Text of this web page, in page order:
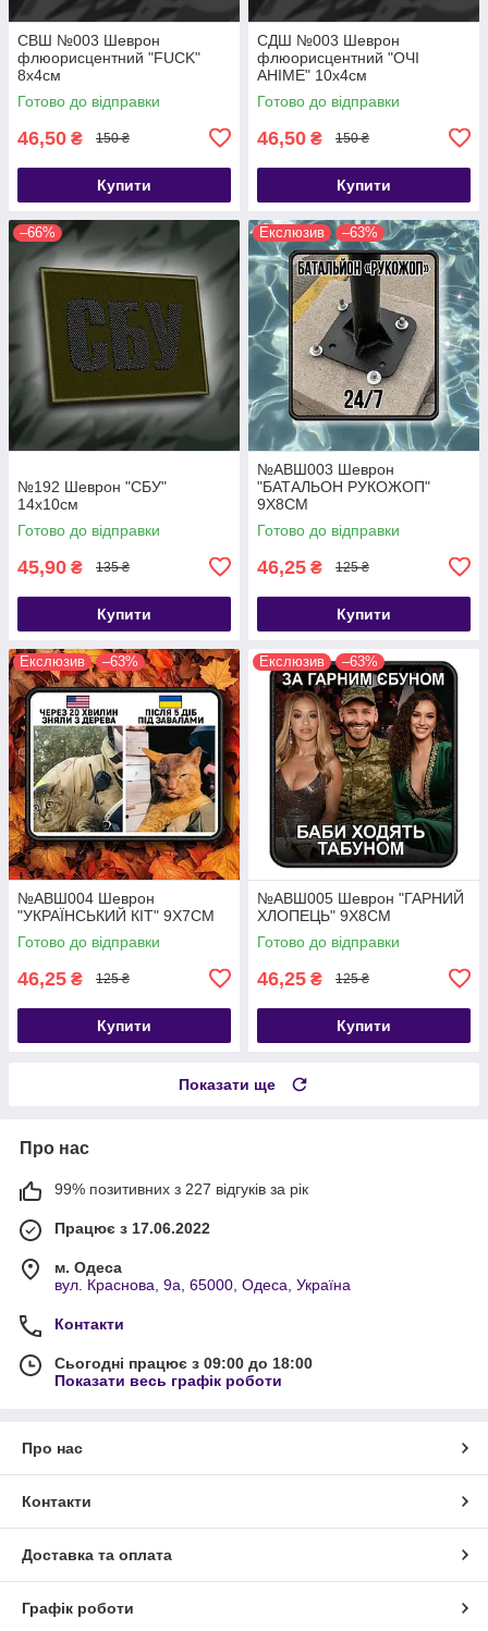
СВШ №003 Шеврон
флюорисцентний "FUCK"
8х4см
Готово до відправки
46,50 ₴ 150 ₴
Купити
СДШ №003 Шеврон
флюорисцентний "ОЧІ
АНІМЕ" 10х4см
Готово до відправки
46,50 ₴ 150 ₴
Купити
–66%
№192 Шеврон "СБУ"
14х10см
Готово до відправки
45,90 ₴ 135 ₴
Купити
Екслюзив –63%
№АВШ003 Шеврон
"БАТАЛЬОН РУКОЖОП"
9Х8СМ
Готово до відправки
46,25 ₴ 125 ₴
Купити
Екслюзив –63%
№АВШ004 Шеврон
"УКРАЇНСЬКИЙ КІТ" 9Х7СМ
Готово до відправки
46,25 ₴ 125 ₴
Купити
Екслюзив –63%
№АВШ005 Шеврон "ГАРНИЙ
ХЛОПЕЦЬ" 9Х8СМ
Готово до відправки
46,25 ₴ 125 ₴
Купити
Показати ще
Про нас
99% позитивних з 227 відгуків за рік
Працює з 17.06.2022
м. Одеса
вул. Краснова, 9а, 65000, Одеса, Україна
Контакти
Сьогодні працює з 09:00 до 18:00
Показати весь графік роботи
Про нас
Контакти
Доставка та оплата
Графік роботи